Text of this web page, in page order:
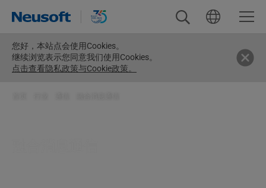
您好， 本站点会使用Cookies。
继续浏览表示您同意我们使用Cookies。
点击查看隐私政策与Cookie政策。